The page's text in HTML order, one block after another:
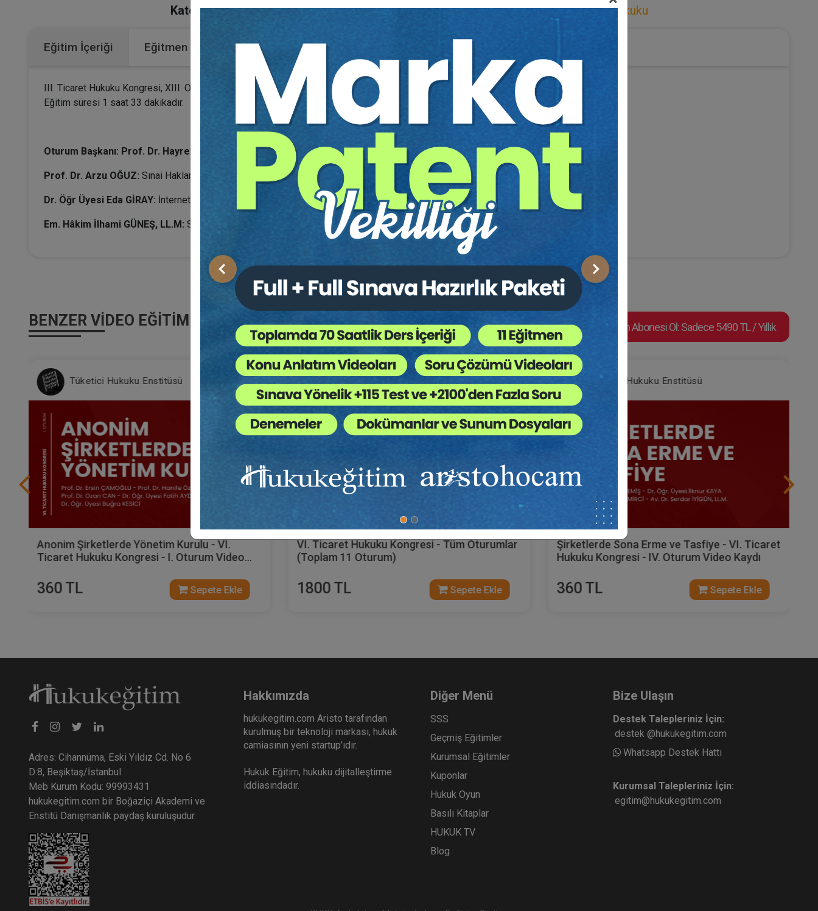
Önceki Sonraki
Kategoriler: Bütün Video Eğitimler,Kongreler,Fikri Sinai Mülkiyet Hukuku,Ticaret Hukuku
Eğitim İçeriği Eğitmen
III. Ticaret Hukuku Kongresi, XIII. Oturumunun video kaydıdır.
Eğitim süresi 1 saat 33 dakikadır.
Oturum Başkanı: Prof. Dr. Hayrettin ÇAĞLAR
Prof. Dr. Arzu OĞUZ: Sınai Haklarda Hukuki İşlemler
Dr. Öğr Üyesi Eda GİRAY: İnternet Alan Adı Uyuşmazlıkları Çözüm Mekanizmasına İlişkin Tespitler
Em. Hâkim İlhami GÜNEŞ, LL.M: SMK Hükümleri Ve Yargı Kararlarında Unvan İle Tescilli Marka Arasındaki Öncelik İlişkisi
BENZER VIDEO EĞITIMLER Video Eğitim Abonesi Ol: Sadece 5490 TL / Yıllık
Tüketici Hukuku Enstitüsü
Anonim Şirketlerde Yönetim Kurulu - VI.
Ticaret Hukuku Kongresi - I. Oturum Video
360 TL Sepete Ekle
Tüketici Hukuku Enstitüsü
VI. Ticaret Hukuku Kongresi - Tüm Oturumlar
(Toplam 11 Oturum)
1800 TL Sepete Ekle
Tüketici Hukuku Enstitüsü
Şirketlerde Sona Erme ve Tasfiye - VI. Ticaret
Hukuku Kongresi - IV. Oturum Video Kaydı
360 TL Sepete Ekle
Adres: Cihannüma, Eski Yıldız Cd. No 6
D:8, Beşiktaş/İstanbul
Meb Kurum Kodu: 99993431
hukukegitim.com bir Boğaziçi Akademi ve
Enstitü Danışmanlık paydaş kuruluşudur.
Hakkımızda
hukukegitim.com Aristo tarafından
kurulmuş bir teknoloji markası, hukuk
camiasının yeni startup’ıdır.
Hukuk Eğitim, hukuku dijitalleştirme
iddiasındadır.
Diğer Menü
SSS
Geçmiş Eğitimler
Kurumsal Eğitimler
Kuponlar
Hukuk Oyun
Basılı Kitaplar
HUKUK TV
Blog
Bize Ulaşın
Destek Talepleriniz İçin:
destek @hukukegitim.com
Whatsapp Destek Hattı
Kurumsal Talepleriniz İçin:
egitim@hukukegitim.com